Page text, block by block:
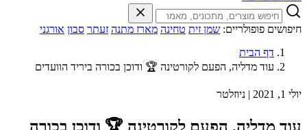
חיפושים פופולריים: שמן זית טחינה מארז מתנה זעתר סבון אורגני
דף הבית
עוד מדליה, הפעם לקורטינה 🏆 ודוכן בכורה ביריד הוועדים
יולי 1, 2021 | ניוזלטר
עוד מדליה, הפעם לקורטינה 🏆 ודוכן בכורה